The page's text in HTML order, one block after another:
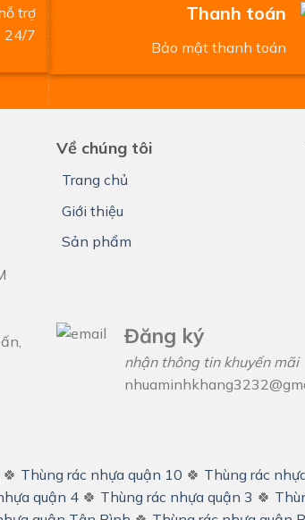
Thanh toán
Bảo mật thanh toán
Về chúng tôi
Trang chủ
Giới thiệu
Sản phẩm
Đăng ký
nhận thông tin khuyến mãi
🍀 Thùng rác nhựa quận 10 🍀 Thùng rác
quận 4 🍀 Thùng rác nhựa quận 3 🍀